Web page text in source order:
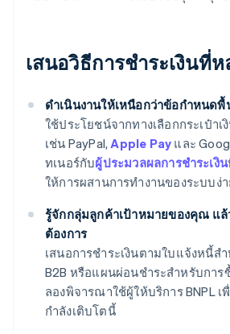
เสนอวิธีการชำระเงินที่
ดำเนินงานให้เหนือกว่าข้อกำหนดพื้
ใช้ประโยชน์จากทางเลือกกระเป๋า
เช่น PayPal,Apple Pay และ
ทเนอร์กับผู้ประมวลผลการชำระเงิน
ให้การผสานการทำงานของระบบง่
รู้จักกลุ่มลูกค้าเป้าหมายของคุณ แ
ต้องการ
เสนอการชำระเงินตามใบแจ้งหนี้ส
B2B หรือแผนผ่อนชำระสำหรับการ
ลองพิจารณาใช้ผู้ให้บริการ BNPL
กำลังเติบโตนี้